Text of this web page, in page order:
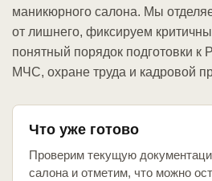
маникюрного салона. Мы
от лишнего, фиксируем
понятный порядок подготовки к
МЧС, охране труда и кадровой
Что уже готово
Проверим текущую
салона и отметим, что можно